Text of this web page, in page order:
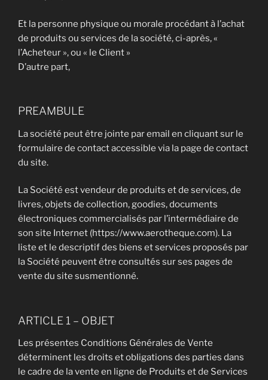
Et la personne physique ou morale procédant à l’achat
de produits ou services de la société, ci-après, «
l’Acheteur », ou « le Client »
D’autre part,
PREAMBULE
La société peut être jointe par email en cliquant sur le
formulaire de contact accessible via la page de contact
du site.
La Société est vendeur de produits et de services, de
livres, objets de collection, goodies, documents
électroniques commercialisés par l’intermédiaire de
son site Internet (https://www.aerotheque.com). La
liste et le descriptif des biens et services proposés par
la Société peuvent être consultés sur ses pages de
vente du site susmentionné.
ARTICLE 1 – OBJET
Les présentes Conditions Générales de Vente
déterminent les droits et obligations des parties dans
le cadre de la vente en ligne de Produits et de Services